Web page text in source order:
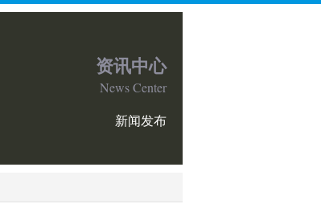
资讯中心
News Center
新闻发布